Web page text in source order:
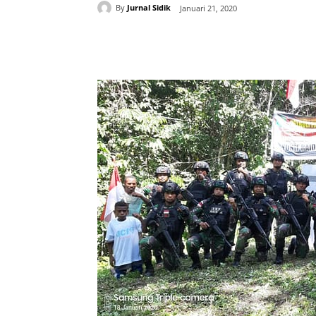
By Jurnal Sidik Januari 21, 2020